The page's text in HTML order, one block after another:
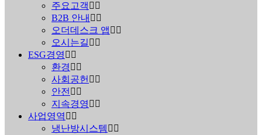
주요고객
B2B 안내
오더데스크 앱
오시는길
ESG경영
환경
사회공헌
안전
지속경영
사업영역
냉난방시스템